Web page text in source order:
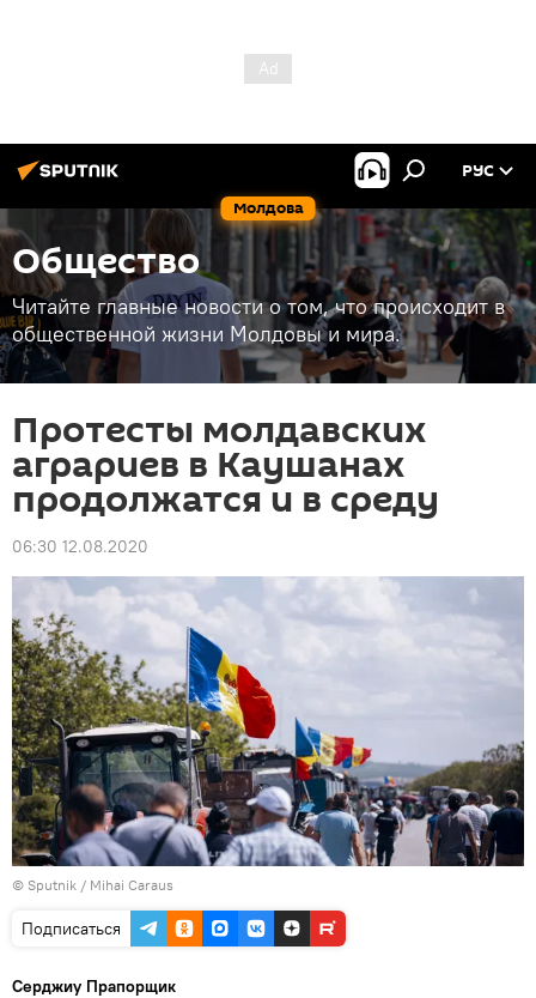
Молдова
РУС
Общество
Читайте главные новости о том, что происходит в
общественной жизни Молдовы и мира.
Протесты молдавских
аграриев в Каушанах
продолжатся и в среду
06:30 12.08.2020
© Sputnik / Mihai Caraus
Подписаться
Серджиу Прапорщик